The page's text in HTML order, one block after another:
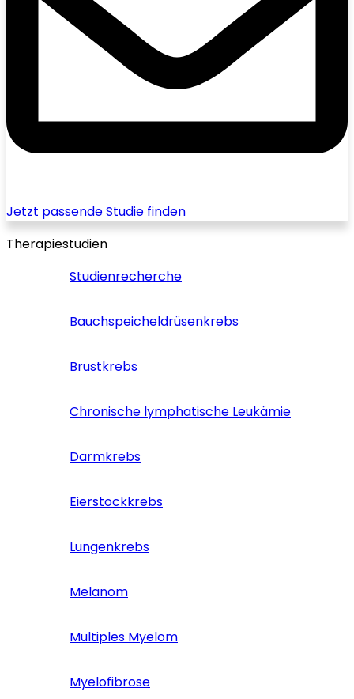
Jetzt passende Studie finden
Therapiestudien
Studienrecherche
Bauchspeicheldrüsenkrebs
Brustkrebs
Chronische lymphatische Leukämie
Darmkrebs
Eierstockkrebs
Lungenkrebs
Melanom
Multiples Myelom
Myelofibrose